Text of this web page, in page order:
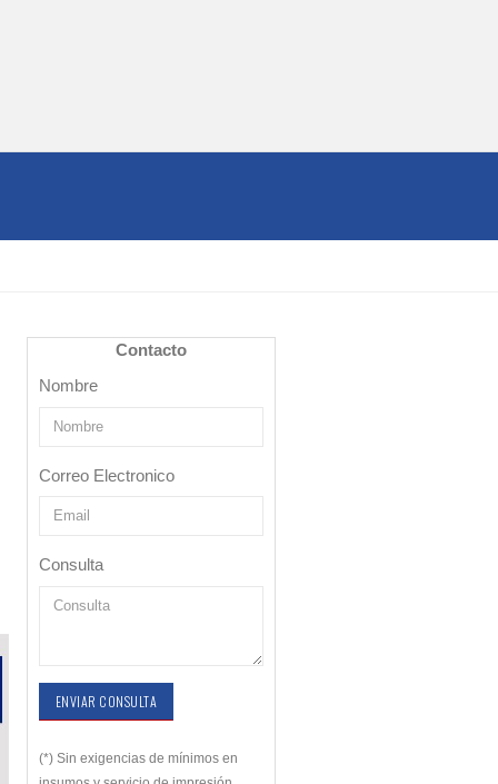
Contacto
Nombre
Correo Electronico
Consulta
ENVIAR CONSULTA
(*) Sin exigencias de mínimos en